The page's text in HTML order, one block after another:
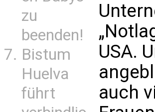
zu
beenden!
Bistum
Huelva
führt
USA.
auch